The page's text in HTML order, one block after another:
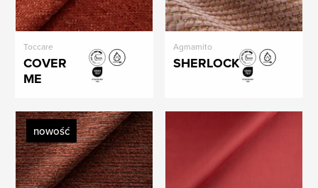
Toccare
COVER
ME
Agmamito
SHERLOCK
nowość